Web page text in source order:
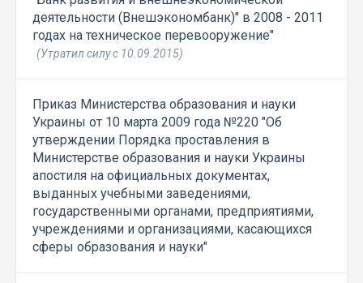
деятельности (Внешэкономбанк)" в 2008 - 2011
годах на техническое перевооружение"
(Утратил силу с 10.09.2015)
Приказ Министерства образования и науки
Украины от 10 марта 2009 года №220 "Об
утверждении Порядка проставления в
Министерстве образования и науки Украины
апостиля на официальных документах,
выданных учебными заведениями,
государственными органами, предприятиями,
учреждениями и организациями, касающихся
сферы образования и науки"